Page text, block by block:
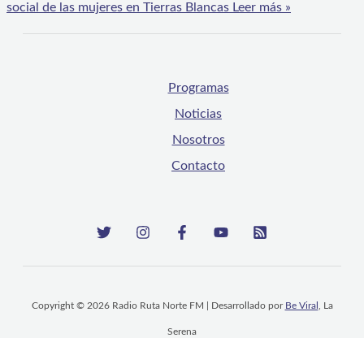
social de las mujeres en Tierras Blancas Leer más »
Programas
Noticias
Nosotros
Contacto
Copyright © 2026 Radio Ruta Norte FM | Desarrollado por Be Viral , La
Serena